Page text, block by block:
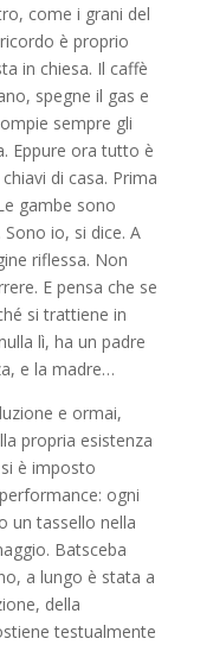
come i grani del
è proprio
in chiesa. Il caffè
spegne il gas e
sempre gli
Eppure ora tutto è
di casa. Prima
gambe sono
io, si dice. A
riflessa. Non
E pensa che se
si trattiene in
lì, ha un padre
e la madre…
e ormai,
propria esistenza
è imposto
ogni
un tassello nella
Batsceba
a lungo è stata a
della
testualmente